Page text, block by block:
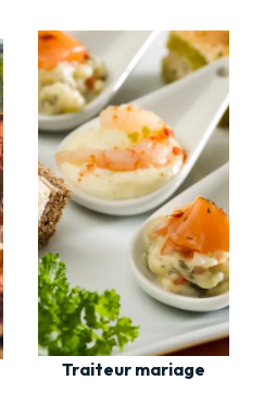
Traiteur mariage